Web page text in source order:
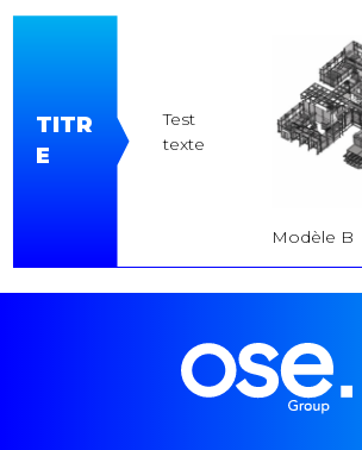
TITR
E
Test
texte
Modèle B